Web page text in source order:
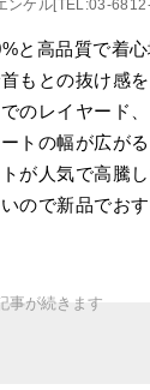
ンケル[TEL:03-
と高品質で着
もとの抜け感
のレイヤード
トの幅が広が
が人気で高騰
ので新品でお